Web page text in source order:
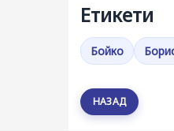
Етикети
Бойко
НАЗАД